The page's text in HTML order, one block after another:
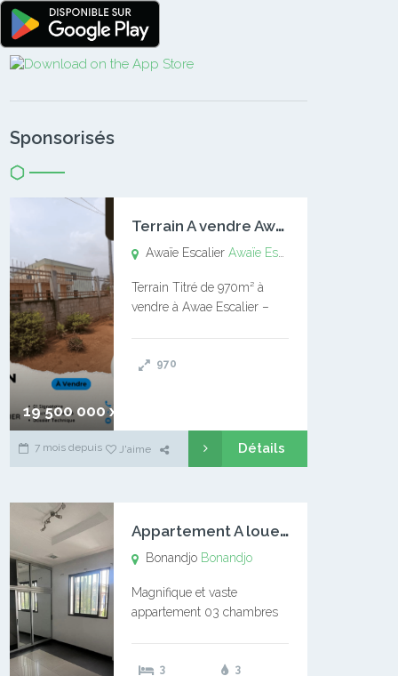
Sponsorisés
19 500 000 xaf
T
errain A vendre Awaïe Escalier
Awaïe EscalierAwaïe Escalier
Terrain Titré de 970m² à
vendre à Awae Escalier –
l’Université Catholique –
970
7 mois depuis J'aime Détails
A
ppartement A louer Bonandjo
Bonandjo Bonandjo
Magnifique et vaste
appartement 03 chambres
douches 01 vaste salon 01
3
3